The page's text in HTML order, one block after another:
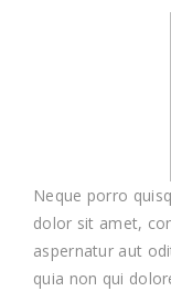
Neque porro
dolor sit amet,
aspernatur aut
quia non qui